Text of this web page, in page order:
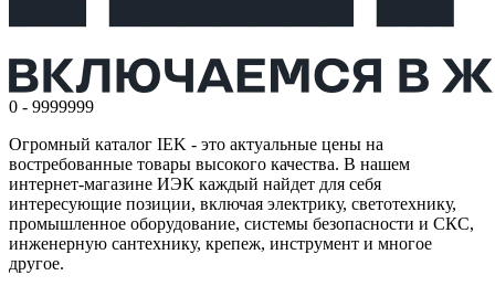
0 - 9999999
Огромный каталог IEK - это актуальные цены на
востребованные товары высокого качества. В нашем
интернет-магазине ИЭК каждый найдет для себя
интересующие позиции, включая электрику, светотехнику,
промышленное оборудование, системы безопасности и СКС,
инженерную сантехнику, крепеж, инструмент и многое
другое.